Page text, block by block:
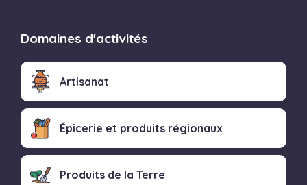
Domaines d'activités
Artisanat
Épicerie et produits régionaux
Produits de la Terre